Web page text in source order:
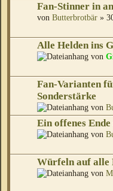
Fan-Stinner in
von Butterbrotbär »
Alle Helden ins
von
Fan-Varianten
Sonderstärke
von
Ein offenes
von
Würfeln auf alle
von